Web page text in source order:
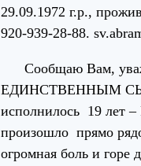
29.09.1972 г.р.,
920-939-28-88.
Сообщаю Вам,
ЕДИНСТВЕННЫМ
исполнилось 19 лет
произошло прямо
огромная боль и